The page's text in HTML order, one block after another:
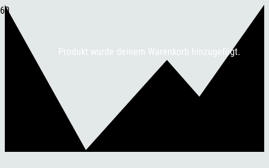
Produkt wurde deinem Warenkorb hinzugefügt.